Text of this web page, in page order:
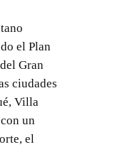
el Plan
Gran
ciudades
Villa
un
el